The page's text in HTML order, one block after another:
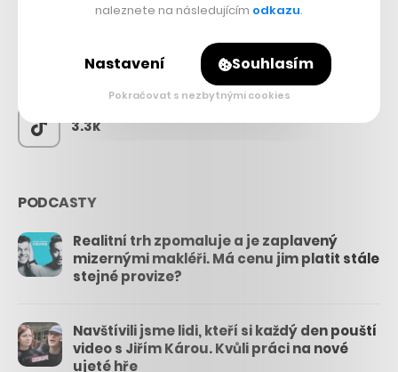
56.4k
26.3k
3.3k
PODCASTY
Realitní trh zpomaluje a je zaplavený
mizernými makléři. Má cenu jim platit stále
stejné provize?
Navštívili jsme lidi, kteří si každý den pouští
video s Jiřím Károu. Kvůli práci na nové
ujeté hře
naleznete na následujícím odkazu.
Nastavení Souhlasím
Pokračovat s nezbytnými cookies